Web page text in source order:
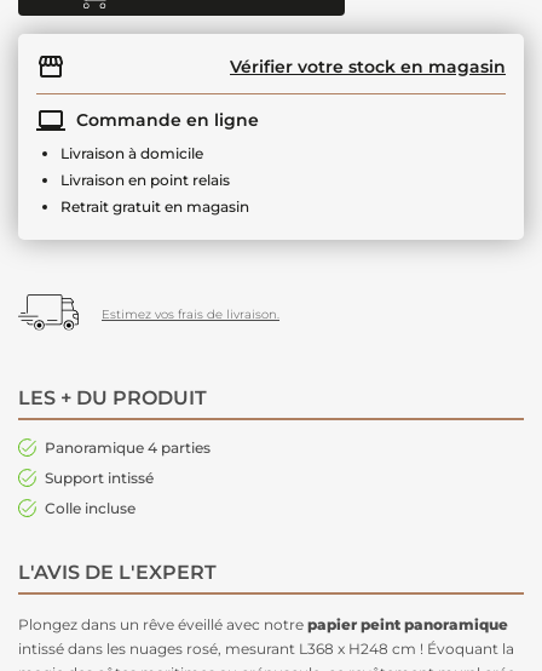
Vérifier votre stock en magasin
Commande en ligne
Livraison à domicile
Livraison en point relais
Retrait gratuit en magasin
Estimez vos frais de livraison.
LES + DU PRODUIT
Panoramique 4 parties
Support intissé
Colle incluse
L'AVIS DE L'EXPERT
Plongez dans un rêve éveillé avec notre papier peint panoramique
intissé dans les nuages rosé, mesurant L368 x H248 cm ! Évoquant la